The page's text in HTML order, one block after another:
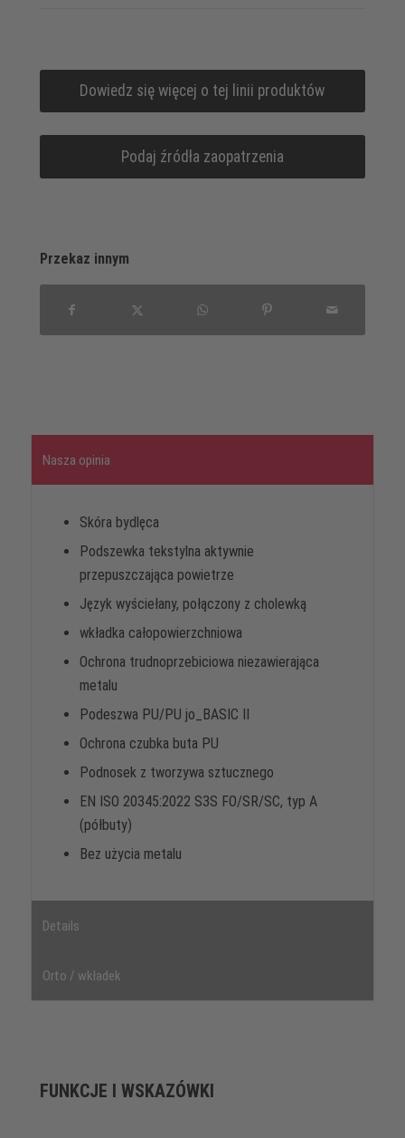
Dowiedz się więcej o tej linii produktów
Podaj źródła zaopatrzenia
Przekaz innym
Nasza opinia
Skóra bydlęca
Podszewka tekstylna aktywnie
przepuszczająca powietrze
Język wyściełany, połączony z cholewką
wkładka całopowierzchniowa
Ochrona trudnoprzebiciowa niezawierająca
metalu
Podeszwa PU/PU jo_BASIC II
Ochrona czubka buta PU
Podnosek z tworzywa sztucznego
EN ISO 20345:2022 S3S FO/SR/SC, typ A
(półbuty)
Bez użycia metalu
Details
Orto / wkładek
FUNKCJE I WSKAZÓWKI